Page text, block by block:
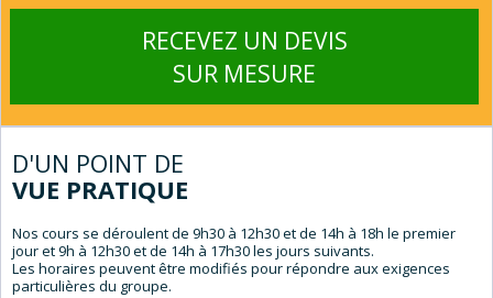
RECEVEZ UN DEVIS
SUR MESURE
D'UN POINT DE
VUE PRATIQUE
Nos cours se déroulent de 9h30 à 12h30 et de 14h à 18h le premier
jour et 9h à 12h30 et de 14h à 17h30 les jours suivants.
Les horaires peuvent être modifiés pour répondre aux exigences
particulières du groupe.